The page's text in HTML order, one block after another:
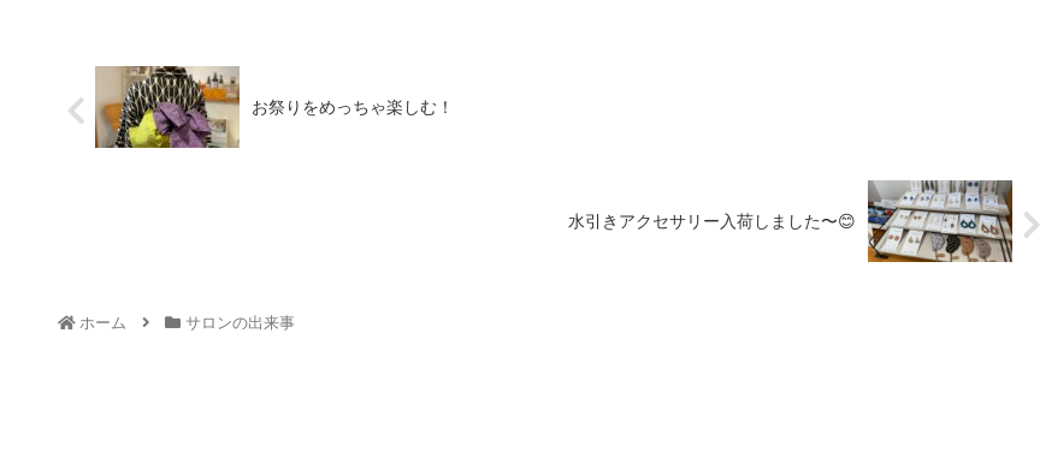
お祭りをめっちゃ楽しむ！
水引きアクセサリー入荷しました〜😊
ホーム サロンの出来事